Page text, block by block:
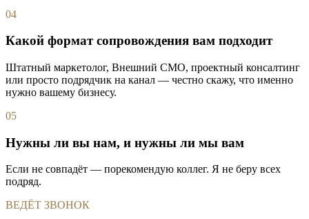
04
Какой формат сопровождения вам подходит
Штатный маркетолог, Внешний CMO, проектный консалтинг
или просто подрядчик на канал — честно скажу, что именно
нужно вашему бизнесу.
05
Нужны ли вы нам, и нужны ли мы вам
Если не совпадёт — порекомендую коллег. Я не беру всех
подряд.
ВЕДЁТ ЗВОНОК